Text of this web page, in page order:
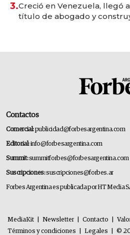
3.Creció en Venezuela, llegó
título de abogado y
Contactos
Comercial:publicidad@forbesargentina.com
Editorial:info@forbesargentina.com
Summit:summitforbes@forbesargentina.com
Suscripciones:suscripciones@forbes.ar
Forbes Argentina es publicada por HT Media
MediaKit Newsletter Contacto
Términos y condiciones
Legales
©